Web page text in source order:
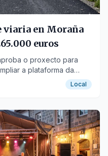
viaria en Moraña
euros
o proxecto para
a plataforma da
Local